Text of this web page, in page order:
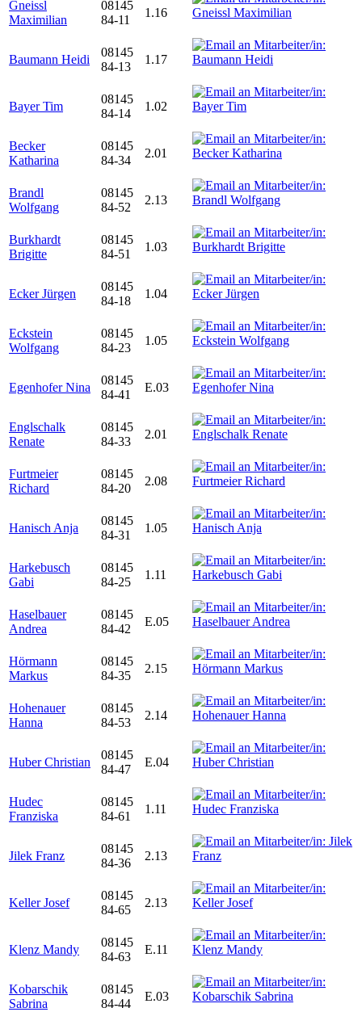
Gneissl
Maximilian
08145
84-11
1.16
Baumann Heidi
08145
84-13
1.17
Bayer Tim
08145
84-14
1.02
Becker
Katharina
08145
84-34
2.01
Brandl
Wolfgang
08145
84-52
2.13
Burkhardt
Brigitte
08145
84-51
1.03
Ecker Jürgen
08145
84-18
1.04
Eckstein
Wolfgang
08145
84-23
1.05
Egenhofer Nina
08145
84-41
E.03
Englschalk
Renate
08145
84-33
2.01
Furtmeier
Richard
08145
84-20
2.08
Hanisch Anja
08145
84-31
1.05
Harkebusch
Gabi
08145
84-25
1.11
Haselbauer
Andrea
08145
84-42
E.05
Hörmann
Markus
08145
84-35
2.15
Hohenauer
Hanna
08145
84-53
2.14
Huber Christian
08145
84-47
E.04
Hudec
Franziska
08145
84-61
1.11
Jilek Franz
08145
84-36
2.13
Keller Josef
08145
84-65
2.13
Klenz Mandy
08145
84-63
E.11
Kobarschik
Sabrina
08145
84-44
E.03